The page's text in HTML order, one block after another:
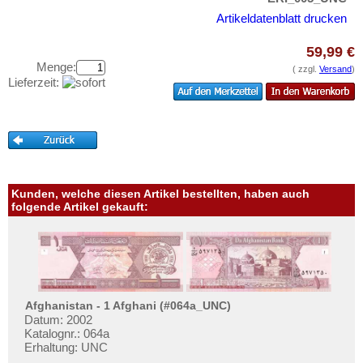
Katanga
Kongo, Demokratische Republik
Lesotho
Liberia
Libyen
Madagaskar
Malawi
Mali
Marokko
Kataloge
Aufbewahrung
Ihre Bewertungen
Informationen
Preislisten
Ankauf
Erhaltungsgrade
Gratisbanknoten
FAQ
Artikeldatenblatt drucken
Menge:
Lieferzeit:
59,99 €
( zzgl. Versand)
Kunden, welche diesen Artikel bestellten, haben auch
folgende Artikel gekauft:
Afghanistan - 1 Afghani (#064a_UNC)
Datum: 2002
Katalognr.: 064a
Erhaltung: UNC